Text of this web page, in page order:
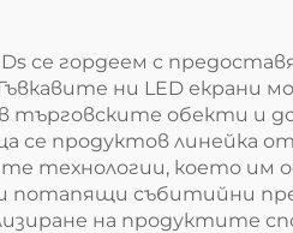
се гордеем с
ни LED екрани
търговските обекти и
се продуктов линейка
технологии, което им
потапящи събитийни
на продуктите